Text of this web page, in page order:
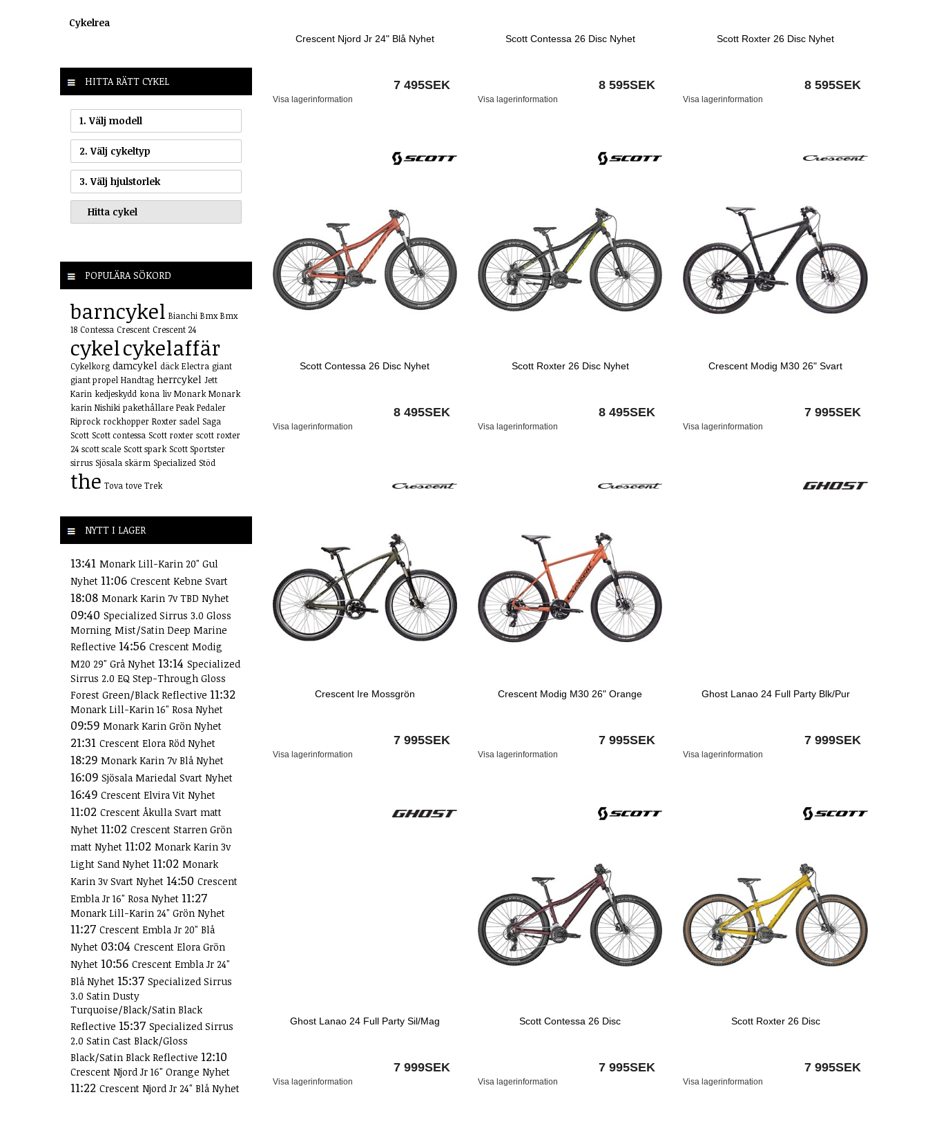
Cykelrea
HITTA RÄTT CYKEL
1. Välj modell
2. Välj cykeltyp
3. Välj hjulstorlek
POPULÄRA SÖKORD
barncykel Bianchi Bmx Bmx
18 Contessa Crescent Crescent 24
cykelcykelaffär
Cykelkorg damcykel däck Electra giant
giant propel Handtag herrcykel Jett
Karin kedjeskydd kona liv Monark Monark
karin Nishiki pakethållare Peak Pedaler
Riprock rockhopper Roxter sadel Saga
Scott Scott contessa Scott roxter scott roxter
24 scott scale Scott spark Scott Sportster
sirrus Sjösala skärm Specialized Stöd
the Tova tove Trek
NYTT I LAGER
13:41 Monark Lill-Karin 20" Gul
Nyhet 11:06 Crescent Kebne Svart
18:08 Monark Karin 7v TBD Nyhet
09:40 Specialized Sirrus 3.0 Gloss
Morning Mist/Satin Deep Marine
Reflective 14:56 Crescent Modig
M20 29" Grå Nyhet 13:14 Specialized
Sirrus 2.0 EQ Step-Through Gloss
Forest Green/Black Reflective 11:32
Monark Lill-Karin 16" Rosa Nyhet
09:59 Monark Karin Grön Nyhet
21:31 Crescent Elora Röd Nyhet
18:29 Monark Karin 7v Blå Nyhet
16:09 Sjösala Mariedal Svart Nyhet
16:49 Crescent Elvira Vit Nyhet
11:02 Crescent Åkulla Svart matt
Nyhet 11:02 Crescent Starren Grön
matt Nyhet 11:02 Monark Karin 3v
Light Sand Nyhet 11:02 Monark
Karin 3v Svart Nyhet 14:50 Crescent
Embla Jr 16" Rosa Nyhet 11:27
Monark Lill-Karin 24" Grön Nyhet
11:27 Crescent Embla Jr 20" Blå
Nyhet 03:04 Crescent Elora Grön
Nyhet 10:56 Crescent Embla Jr 24"
Blå Nyhet 15:37 Specialized Sirrus
3.0 Satin Dusty
Turquoise/Black/Satin Black
Reflective 15:37 Specialized Sirrus
2.0 Satin Cast Black/Gloss
Black/Satin Black Reflective 12:10
Crescent Njord Jr 16" Orange Nyhet
11:22 Crescent Njord Jr 24" Blå Nyhet
Crescent Njord Jr 24" Blå Nyhet
7 495SEK
Visa lagerinformation
Scott Contessa 26 Disc Nyhet
8 595SEK
Visa lagerinformation
Scott Roxter 26 Disc Nyhet
8 595SEK
Visa lagerinformation
Scott Contessa 26 Disc Nyhet
8 495SEK
Visa lagerinformation
Scott Roxter 26 Disc Nyhet
8 495SEK
Visa lagerinformation
Crescent Modig M30 26" Svart
7 995SEK
Visa lagerinformation
Crescent Ire Mossgrön
7 995SEK
Visa lagerinformation
Crescent Modig M30 26" Orange
7 995SEK
Visa lagerinformation
Ghost Lanao 24 Full Party Blk/Pur
7 999SEK
Visa lagerinformation
Ghost Lanao 24 Full Party Sil/Mag
7 999SEK
Visa lagerinformation
Scott Contessa 26 Disc
7 995SEK
Visa lagerinformation
Scott Roxter 26 Disc
7 995SEK
Visa lagerinformation